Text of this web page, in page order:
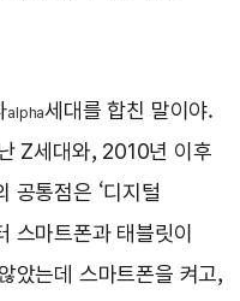
alpha세대를 합친 말이야.
Z세대와, 2010년 이후
공통점은 ‘디지털
스마트폰과 태블릿이
았는데 스마트폰을 켜고,